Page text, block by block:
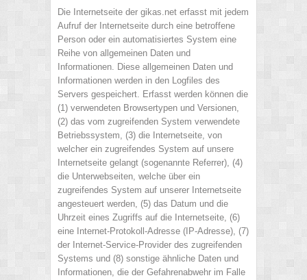
Die Internetseite der gikas.net erfasst mit jedem
Aufruf der Internetseite durch eine betroffene
Person oder ein automatisiertes System eine
Reihe von allgemeinen Daten und
Informationen. Diese allgemeinen Daten und
Informationen werden in den Logfiles des
Servers gespeichert. Erfasst werden können die
(1) verwendeten Browsertypen und Versionen,
(2) das vom zugreifenden System verwendete
Betriebssystem, (3) die Internetseite, von
welcher ein zugreifendes System auf unsere
Internetseite gelangt (sogenannte Referrer), (4)
die Unterwebseiten, welche über ein
zugreifendes System auf unserer Internetseite
angesteuert werden, (5) das Datum und die
Uhrzeit eines Zugriffs auf die Internetseite, (6)
eine Internet-Protokoll-Adresse (IP-Adresse), (7)
der Internet-Service-Provider des zugreifenden
Systems und (8) sonstige ähnliche Daten und
Informationen, die der Gefahrenabwehr im Falle